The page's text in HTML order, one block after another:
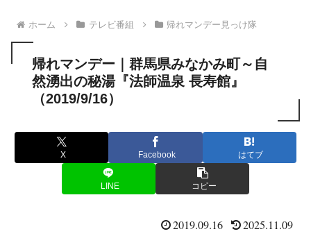
ホーム テレビ番組 帰れマンデー見っけ隊
帰れマンデー｜群馬県みなかみ町～自
然湧出の秘湯『法師温泉 長寿館』
（2019/9/16）
X Facebook はてブ
LINE コピー
2019.09.16 2025.11.09